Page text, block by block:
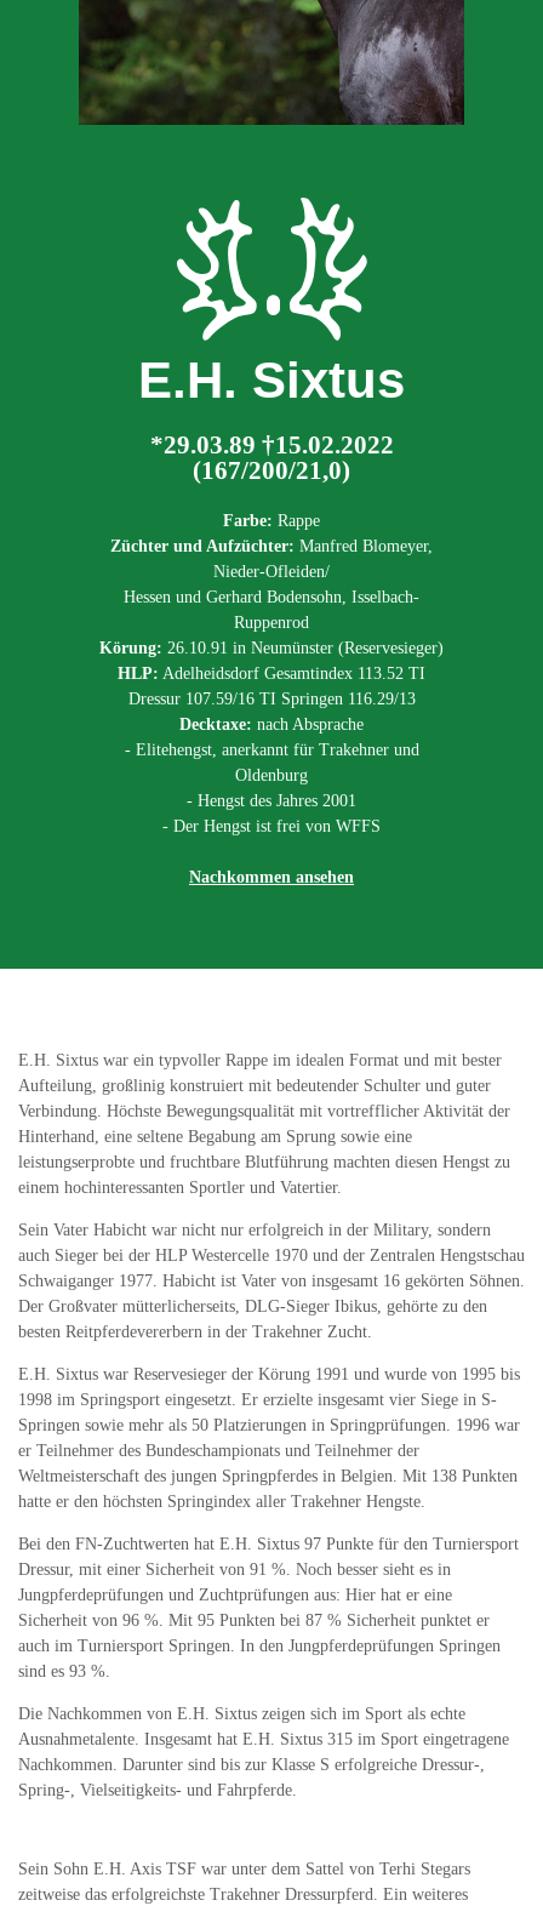
E.H. Sixtus
*29.03.89 †15.02.2022
(167/200/21,0)
Farbe: Rappe
Züchter und Aufzüchter: Manfred Blomeyer,
Nieder-Ofleiden/
Hessen und Gerhard Bodensohn, Isselbach-
Ruppenrod
Körung: 26.10.91 in Neumünster (Reservesieger)
HLP: Adelheidsdorf Gesamtindex 113.52 TI
Dressur 107.59/16 TI Springen 116.29/13
Decktaxe: nach Absprache
- Elitehengst, anerkannt für Trakehner und
Oldenburg
- Hengst des Jahres 2001
- Der Hengst ist frei von WFFS
Nachkommen ansehen
E.H. Sixtus war ein typvoller Rappe im idealen Format und mit bester
Aufteilung, großlinig konstruiert mit bedeutender Schulter und guter
Verbindung. Höchste Bewegungsqualität mit vortrefflicher Aktivität der
Hinterhand, eine seltene Begabung am Sprung sowie eine
leistungserprobte und fruchtbare Blutführung machten diesen Hengst zu
einem hochinteressanten Sportler und Vatertier.
Sein Vater Habicht war nicht nur erfolgreich in der Military, sondern
auch Sieger bei der HLP Westercelle 1970 und der Zentralen Hengstschau
Schwaiganger 1977. Habicht ist Vater von insgesamt 16 gekörten Söhnen.
Der Großvater mütterlicherseits, DLG-Sieger Ibikus, gehörte zu den
besten Reitpferdevererbern in der Trakehner Zucht.
E.H. Sixtus war Reservesieger der Körung 1991 und wurde von 1995 bis
1998 im Springsport eingesetzt. Er erzielte insgesamt vier Siege in S-
Springen sowie mehr als 50 Platzierungen in Springprüfungen. 1996 war
er Teilnehmer des Bundeschampionats und Teilnehmer der
Weltmeisterschaft des jungen Springpferdes in Belgien. Mit 138 Punkten
hatte er den höchsten Springindex aller Trakehner Hengste.
Bei den FN-Zuchtwerten hat E.H. Sixtus 97 Punkte für den Turniersport
Dressur, mit einer Sicherheit von 91 %. Noch besser sieht es in
Jungpferdeprüfungen und Zuchtprüfungen aus: Hier hat er eine
Sicherheit von 96 %. Mit 95 Punkten bei 87 % Sicherheit punktet er
auch im Turniersport Springen. In den Jungpferdeprüfungen Springen
sind es 93 %.
Die Nachkommen von E.H. Sixtus zeigen sich im Sport als echte
Ausnahmetalente. Insgesamt hat E.H. Sixtus 315 im Sport eingetragene
Nachkommen. Darunter sind bis zur Klasse S erfolgreiche Dressur-,
Spring-, Vielseitigkeits- und Fahrpferde.
Sein Sohn E.H. Axis TSF war unter dem Sattel von Terhi Stegars
zeitweise das erfolgreichste Trakehner Dressurpferd. Ein weiteres